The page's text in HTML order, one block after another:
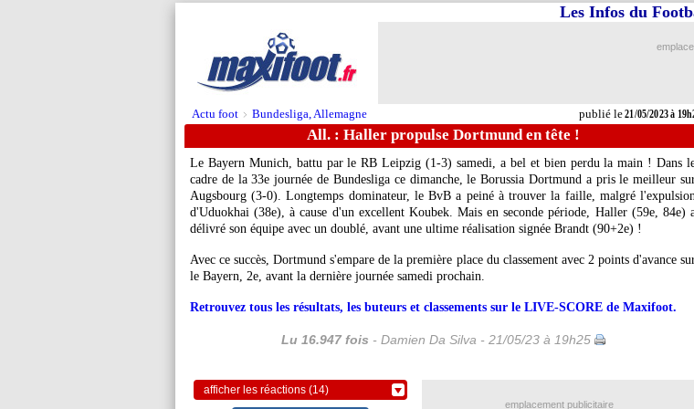
Actu foot > Bundesliga, Allemagne publié le21/05/2023 à
Les Infos du
All. : Haller propulse Dortmund en tête !
Le Bayern Munich, battu par le RB Leipzig (1-3) samedi, a bel et bien perdu la main ! Dans
cadre de la 33e journée de Bundesliga ce dimanche, le Borussia Dortmund a pris le meilleur
Augsbourg (3-0). Longtemps dominateur, le BvB a peiné à trouver la faille, malgré
d'Uduokhai (38e), à cause d'un excellent Koubek. Mais en seconde période, Haller (59e, 84e)
délivré son équipe avec un doublé, avant une ultime réalisation signée Brandt (90+2e) !
Avec ce succès, Dortmund s'empare de la première place du classement avec 2 points d'avance
le Bayern, 2e, avant la dernière journée samedi prochain.
Retrouvez tous les résultats, les buteurs et classements sur le LIVE-SCORE de Maxifoot.
Lu 16.947 fois - Damien Da Silva - 21/05/23 à 19h25
afficher les réactions (14)
emplacement publicitaire